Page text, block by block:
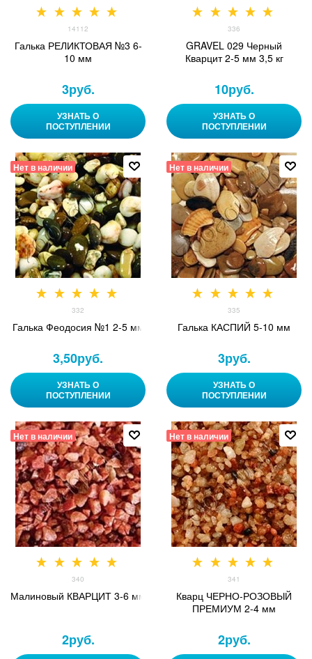
14112
Галька РЕЛИКТОВАЯ №3 6-
10 мм
3руб.
УЗНАТЬ О
ПОСТУПЛЕНИИ
336
GRAVEL 029 Черный
Кварцит 2-5 мм 3,5 кг
10руб.
УЗНАТЬ О
ПОСТУПЛЕНИИ
Нет в наличии
332
Галька Феодосия №1 2-5 мм
3,50руб.
УЗНАТЬ О
ПОСТУПЛЕНИИ
Нет в наличии
335
Галька КАСПИЙ 5-10 мм
3руб.
УЗНАТЬ О
ПОСТУПЛЕНИИ
Нет в наличии
340
Малиновый КВАРЦИТ 3-6 мм
2руб.
Нет в наличии
341
Кварц ЧЕРНО-РОЗОВЫЙ
ПРЕМИУМ 2-4 мм
2руб.